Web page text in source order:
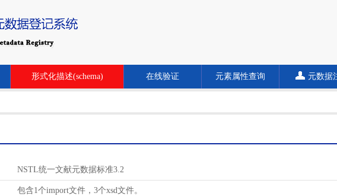
形式化描述(schema) 在线验证 元素属性查询 元数据
NSTL统一文献元数据标准3.2
包含1个import文件，3个xsd文件。